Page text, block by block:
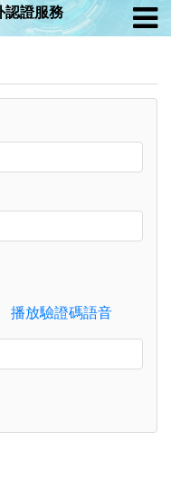
認證服務
播放驗證碼語音
above
in with your username